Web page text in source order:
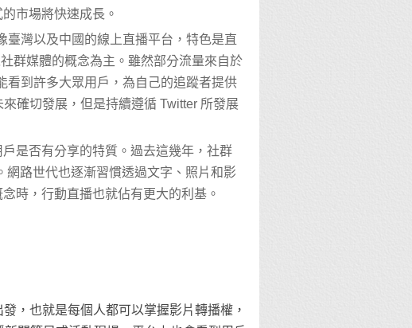
市場將快速成長。
臺灣以及中國的線上直播平台，特色是直
群媒體的概念為主。雖然部分流量來自於
看到許多大眾用戶，為自己的追蹤者提供
確切發展，但是持續遵循 Twitter 所發展
是否有分享的特質。過去這幾年，社群
路世代也逐漸習慣透過文字、照片和影
時，行動直播也就佔有更大的利基。
，也就是每個人都可以掌握影片轉播權，